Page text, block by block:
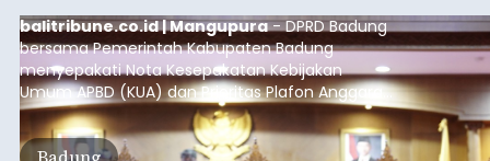
balitribune.co.id | Mangupura- DPRD Badung
bersama Pemerintah Kabupaten Badung
menyepakati Nota Kesepakatan Kebijakan
Umum APBD (KUA) dan Prioritas Plafon Anggaran
Sementara (PPAS) Tahun Anggaran 2027 dalam
rapat paripurna yang digelar di Gedung DPRD